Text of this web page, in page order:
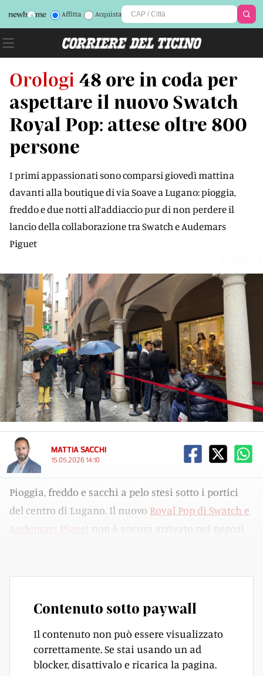
Affitta Acquista
Orologi 48 ore in coda per
aspettare il nuovo Swatch
Royal Pop: attese oltre 800
persone
I primi appassionati sono comparsi giovedì mattina
davanti alla boutique di via Soave a Lugano: pioggia,
freddo e due notti all’addiaccio pur di non perdere il
lancio della collaborazione tra Swatch e Audemars
Piguet
MATTIA SACCHI
15.05.2026 14:10
Pioggia, freddo e sacchi a pelo stesi sotto i portici
del centro di Lugano. Il nuovo Royal Pop di Swatch e
Audemars Piguet non è ancora arrivato nei negozi,
Contenuto sotto paywall
Il contenuto non può essere visualizzato
correttamente. Se stai usando un ad
blocker, disattivalo e ricarica la pagina.